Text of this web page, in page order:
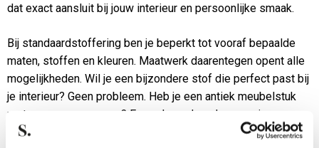
dat exact aansluit bij jouw interieur en persoonlijke smaak.
Bij standaardstoffering ben je beperkt tot vooraf bepaalde
maten, stoffen en kleuren. Maatwerk daarentegen opent alle
mogelijkheden. Wil je een bijzondere stof die perfect past bij
je interieur? Geen probleem. Heb je een antiek meubelstuk
met ongewone vormen? Een vakman kan daar precies
omheen werken.